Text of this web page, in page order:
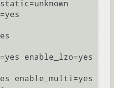
enable_lzo=yes
enable_multi=yes